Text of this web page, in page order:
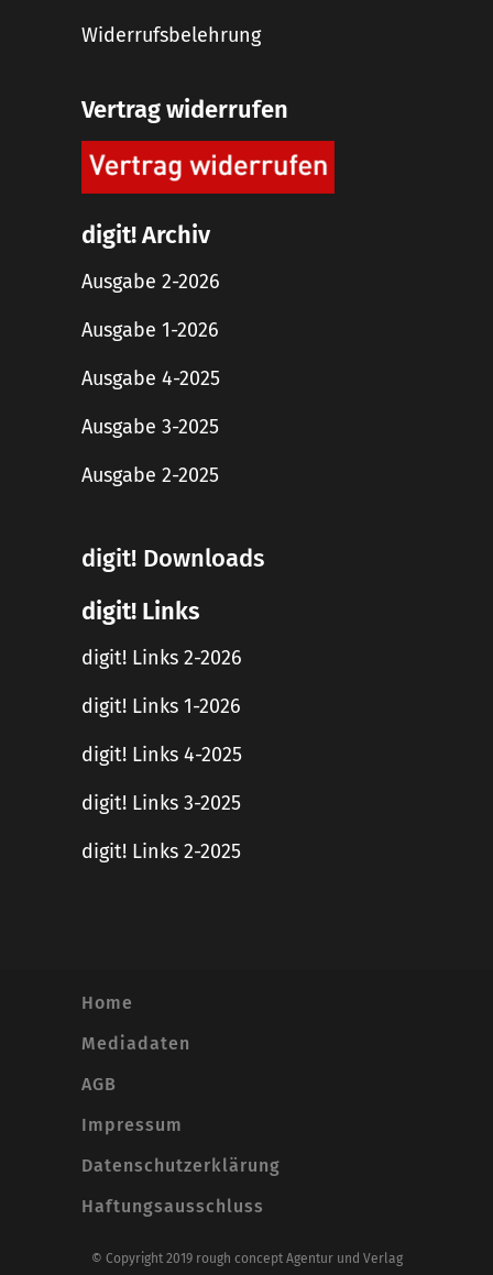
Widerrufsbelehrung
Vertrag widerrufen
digit! Archiv
Ausgabe 2-2026
Ausgabe 1-2026
Ausgabe 4-2025
Ausgabe 3-2025
Ausgabe 2-2025
digit! Downloads
digit! Links
digit! Links 2-2026
digit! Links 1-2026
digit! Links 4-2025
digit! Links 3-2025
digit! Links 2-2025
Home
Mediadaten
AGB
Impressum
Datenschutzerklärung
Haftungsausschluss
© Copyright 2019 rough concept Agentur und Verlag